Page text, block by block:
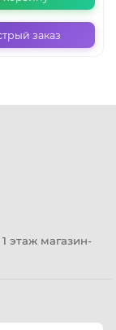
заказ
этаж магазин-